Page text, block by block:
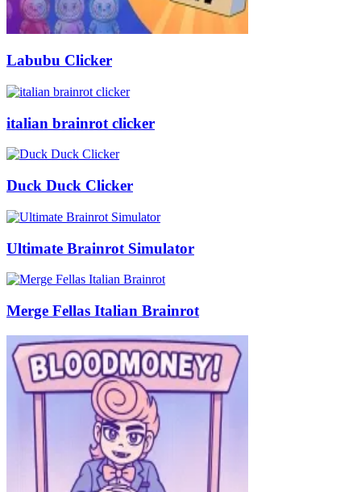
Labubu Clicker
italian brainrot clicker
Duck Duck Clicker
Ultimate Brainrot Simulator
Merge Fellas Italian Brainrot